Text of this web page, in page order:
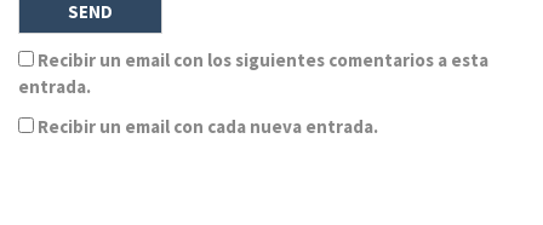
Recibir un email con los siguientes comentarios a esta
entrada.
Recibir un email con cada nueva entrada.